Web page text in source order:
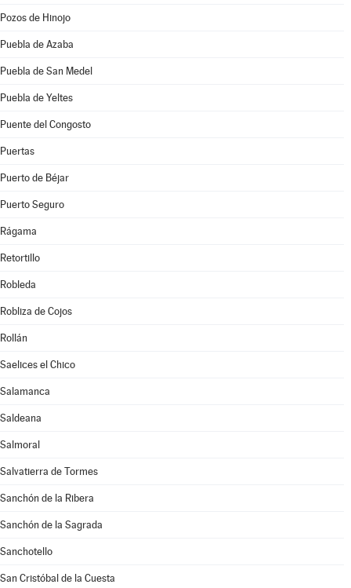
Pozos de Hinojo
Puebla de Azaba
Puebla de San Medel
Puebla de Yeltes
Puente del Congosto
Puertas
Puerto de Béjar
Puerto Seguro
Rágama
Retortillo
Robleda
Robliza de Cojos
Rollán
Saelices el Chico
Salamanca
Saldeana
Salmoral
Salvatierra de Tormes
Sanchón de la Ribera
Sanchón de la Sagrada
Sanchotello
San Cristóbal de la Cuesta